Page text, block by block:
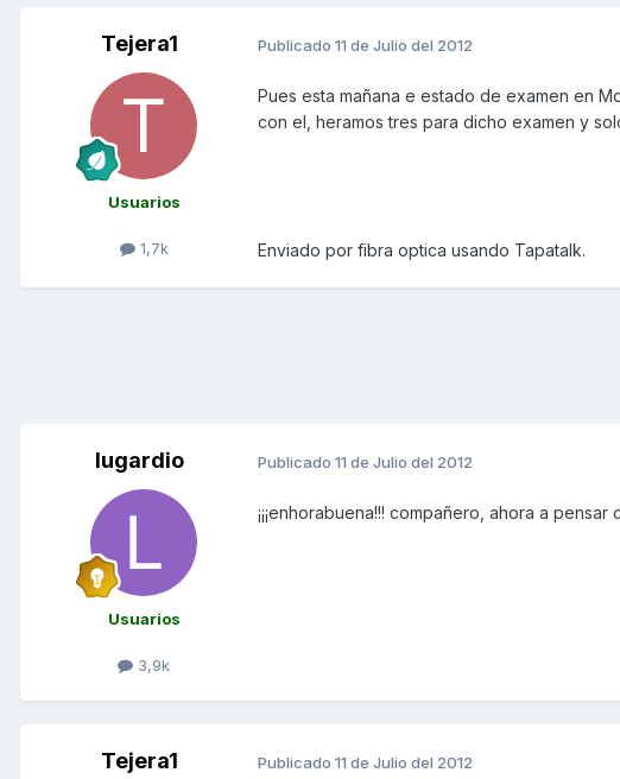
Tejera1
Usuarios
1,7k
Publicado 11 de Julio del 2012
Pues esta mañana e estado de examen en
con el, heramos tres para dicho examen y
Enviado por fibra optica usando Tapatalk.
lugardio
Usuarios
3,9k
Publicado 11 de Julio del 2012
¡¡¡enhorabuena!!! compañero, ahora a
Tejera1 Publicado 11 de Julio del 2012